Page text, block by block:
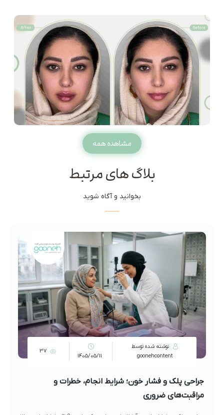
مشاهده همه
بلاگ های مرتبط
بخوانید و آگاه شوید
نوشته شده توسط
goonehcontent
1405/05/11
37
جراحی پلک و فشار خون؛ شرایط انجام، خطرات و
مراقبت‌های ضروری